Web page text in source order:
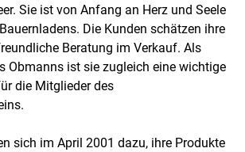
to main content
Sie ist von Anfang an Herz und Seele
Die Kunden schätzen ihre
Beratung im Verkauf. Als
Obmanns ist sie zugleich eine wichtige
die Mitglieder des
sich im April 2001 dazu, ihre Produkte